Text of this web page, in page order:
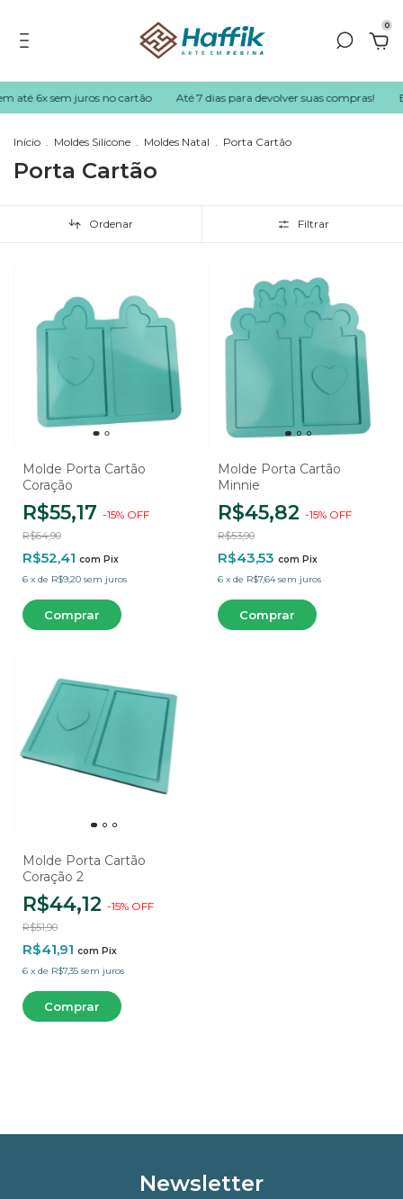
0
até 6x sem juros no cartão Até 7 dias para devolver suas compras!
Início . Moldes Silicone . Moldes Natal . Porta Cartão
Porta Cartão
Ordenar Filtrar
Molde Porta Cartão
Coração
R$55,17 -15% OFF
R$64,90
R$52,41 com Pix
6 x de R$9,20 sem juros
Molde Porta Cartão
Minnie
R$45,82 -15% OFF
R$53,90
R$43,53 com Pix
6 x de R$7,64 sem juros
Molde Porta Cartão
Coração 2
R$44,12 -15% OFF
R$51,90
R$41,91 com Pix
6 x de R$7,35 sem juros
Newsletter